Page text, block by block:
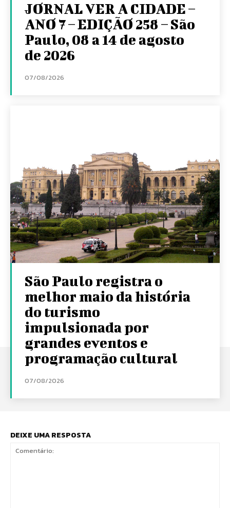
JORNAL VER A CIDADE –
ANO 7 – EDIÇÃO 258 – São
Paulo, 08 a 14 de agosto
de 2026
07/08/2026
São Paulo registra o
melhor maio da história
do turismo
impulsionada por
grandes eventos e
programação cultural
07/08/2026
DEIXE UMA RESPOSTA